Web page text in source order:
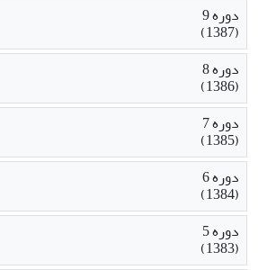
دوره 9
(1387)
دوره 8
(1386)
دوره 7
(1385)
دوره 6
(1384)
دوره 5
(1383)